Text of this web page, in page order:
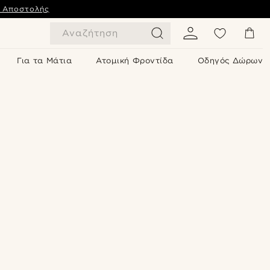
Αναζήτηση
Για τα Μάτια Ατομική Φροντίδα Οδηγός Δώρων
Αποστολής